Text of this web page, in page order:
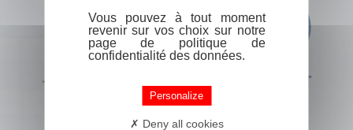
+33 (0) 1 44 41 29 19 CONTACT
Vous pouvez à tout moment
revenir sur vos choix sur notre
page de politique de
confidentialité des données.
Personalize
Deny all cookies